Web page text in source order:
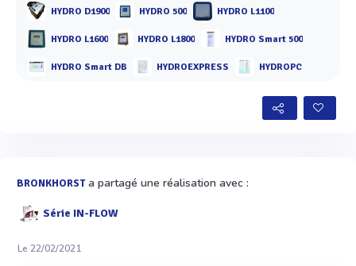
HYDRO D1900 HYDRO 500 HYDRO L1100
HYDRO L1600 HYDRO L1800 HYDRO Smart 500
HYDRO Smart DB HYDROEXPRESS HYDROPC
BRONKHORSTa partagé une réalisation avec :
Série IN-FLOW
Le 22/02/2021